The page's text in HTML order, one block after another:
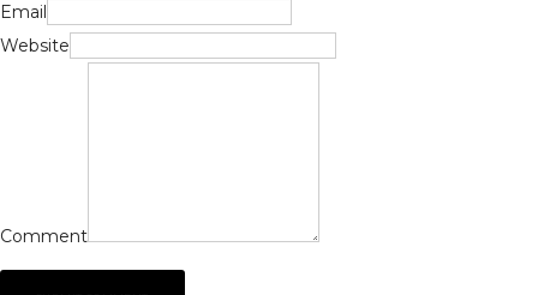
Email
Website
Comment